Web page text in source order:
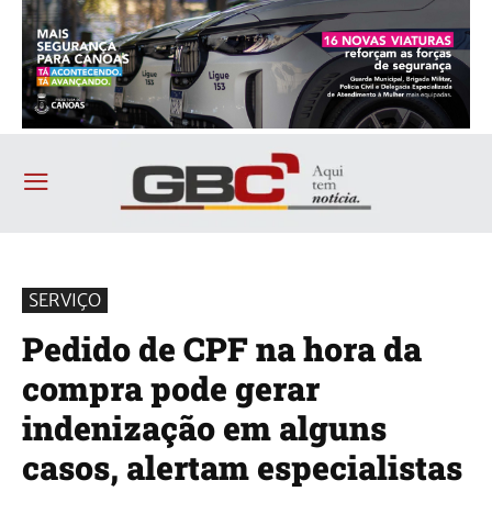
SERVIÇO
Pedido de CPF na hora da
compra pode gerar
indenização em alguns
casos, alertam especialistas